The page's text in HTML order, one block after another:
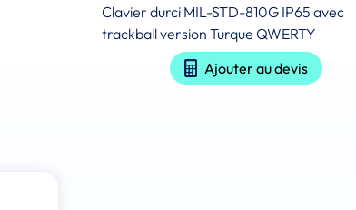
Clavier durci MIL-STD-810G IP65 avec
trackball version Turque QWERTY
Ajouter au devis